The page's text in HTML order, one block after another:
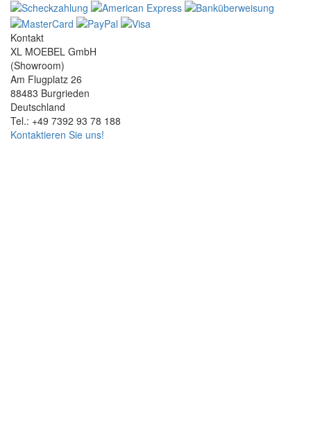
Kontakt
XL MOEBEL GmbH
(Showroom)
Am Flugplatz 26
88483 Burgrieden
Deutschland
Tel.: +49 7392 93 78 188
Kontaktieren Sie uns!